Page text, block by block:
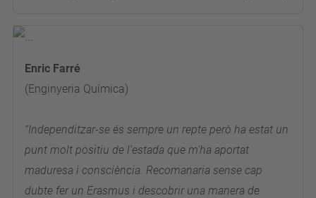
Enric Farré
(Enginyeria Química)
“Independitzar-se és sempre un repte però ha estat un
punt molt positiu de l'estada que m'ha aportat
maduresa i consciència. Recomanaria sense cap
dubte fer un Erasmus i descobrir una manera de